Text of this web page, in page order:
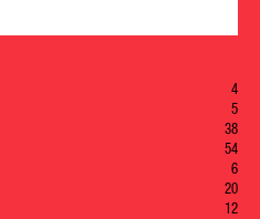
4
5
38
54
6
20
12